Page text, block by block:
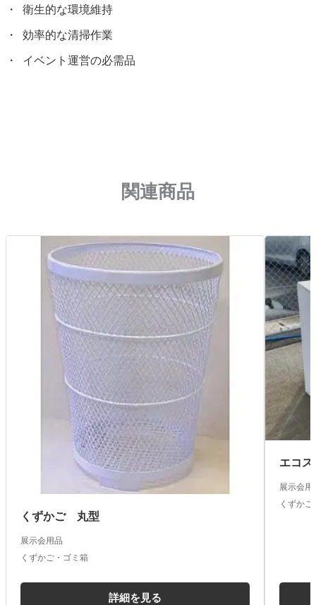
衛生的な環境維持
効率的な清掃作業
イベント運営の必需品
関連商品
くずかご 丸型
展示会用品
くずかご・ゴミ箱
詳細を見る
エコ
展示会用
くずか